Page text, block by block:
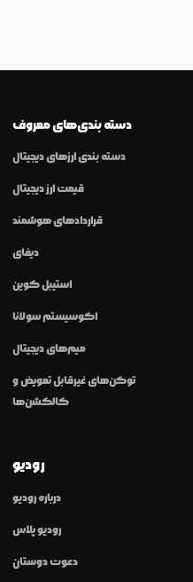
دسته بندی‌های معروف
دسته بندی ارزهای دیجیتال
قیمت ارز دیجیتال
قراردادهای هوشمند
دیفای
استیبل کوین
اکوسیستم سولانا
میم‌های دیجیتال
توکن‌های غیرقابل تعویض و
کالکشن‌ها
رودیو
درباره رودیو
رودیو پلاس
دعوت دوستان